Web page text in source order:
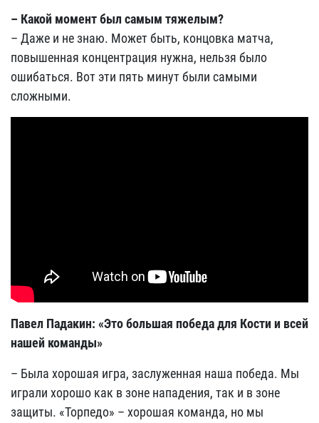
– Какой момент был самым тяжелым?
– Даже и не знаю. Может быть, концовка матча,
повышенная концентрация нужна, нельзя было
ошибаться. Вот эти пять минут были самыми
сложными.
Павел Падакин: «Это большая победа для Кости и всей
нашей команды»
– Была хорошая игра, заслуженная наша победа. Мы
играли хорошо как в зоне нападения, так и в зоне
защиты. «Торпедо» – хорошая команда, но мы